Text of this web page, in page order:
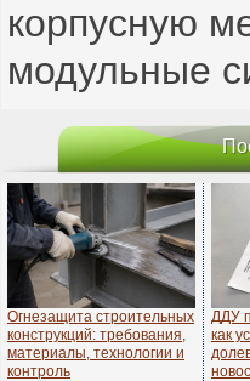
корпусную
модульные
Огнезащита строительных
конструкций: требования,
материалы, технологии и
контроль
ДДУ
как